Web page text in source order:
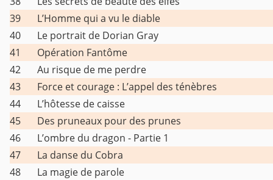
39
L’Homme qui a vu le diable
40
Le portrait de Dorian Gray
41
Opération Fantôme
42
Au risque de me perdre
43
Force et courage : L’appel des ténèbres
44
L’hôtesse de caisse
45
Des pruneaux pour des prunes
46
L’ombre du dragon - Partie 1
47
La danse du Cobra
48
La magie de parole